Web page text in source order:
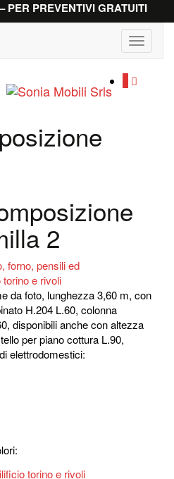
PER PREVENTIVI GRATUITI
Toggle
2
da foto, lunghezza 3,60 m, con
H.204 L.60, colonna
disponibili anche con altezza
per piano cottura L.90,
elettrodomestici: